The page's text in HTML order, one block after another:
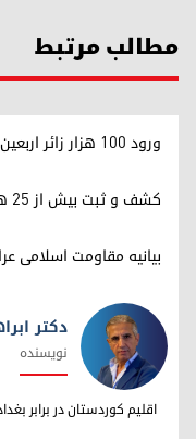
مطالب مرتبط
ورود ۱۰۰ هزار زائر اربعین به اقلیم کوردستان
کشف و ثبت بیش از ۲۵ هزار سلاح در عراق
بیانیه مقاومت اسلامی
دکتر ابراهیم خالد
دکتر
نویسنده
اقلیم کوردستان در برابر